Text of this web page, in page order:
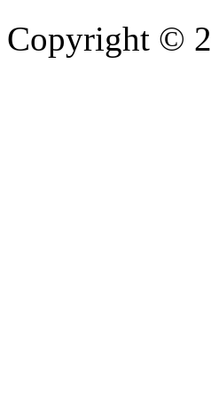
Copyright ©